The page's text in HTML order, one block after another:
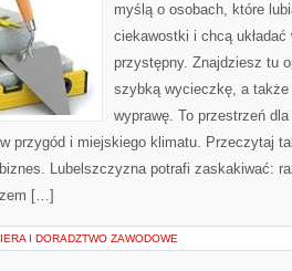
myślą o osobach, które
ciekawostki i chcą
przystępny. Znajdziesz tu
szybką wycieczkę, a także
wyprawę. To przestrzeń
przygód i miejskiego klimatu. Przeczytaj
Lubelszczyzna potrafi zaskakiwać:
[…]
I DORADZTWO ZAWODOWE